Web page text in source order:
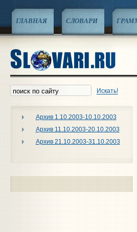
ГЛАВНАЯ СЛОВАРИ
Искать!
Архив 1.10.2003-10.10.2003
Архив 11.10.2003-20.10.2003
Архив 21.10.2003-31.10.2003